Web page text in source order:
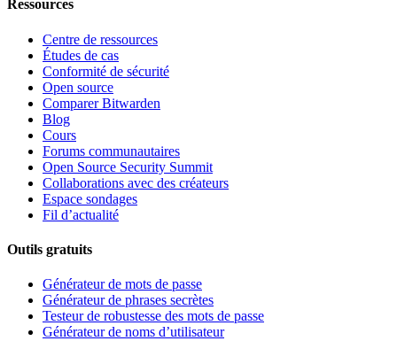
Ressources
Centre de ressources
Études de cas
Conformité de sécurité
Open source
Comparer Bitwarden
Blog
Cours
Forums communautaires
Open Source Security Summit
Collaborations avec des créateurs
Espace sondages
Fil d’actualité
Outils gratuits
Générateur de mots de passe
Générateur de phrases secrètes
Testeur de robustesse des mots de passe
Générateur de noms d’utilisateur